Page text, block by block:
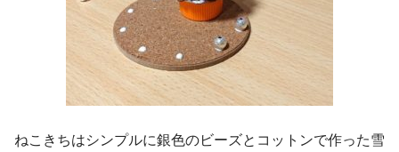
ねこきちはシンプルに銀色のビーズとコットンで作った雪